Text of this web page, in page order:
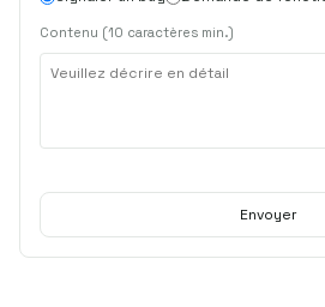
Contenu (10 caractères min.)
Envoyer